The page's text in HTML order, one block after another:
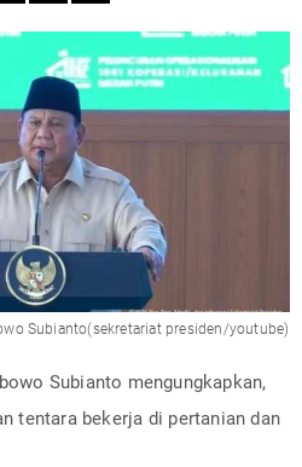
Subianto(sekretariat presiden/youtube)
Subianto mengungkapkan,
tentara bekerja di pertanian dan